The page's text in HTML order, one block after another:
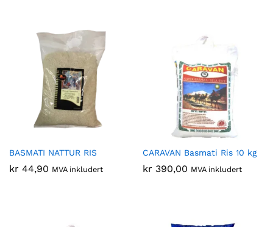
BASMATI NATTUR RIS
kr 44,90 MVA inkludert
CARAVAN Basmati Ris 10 kg
kr 390,00 MVA inkludert